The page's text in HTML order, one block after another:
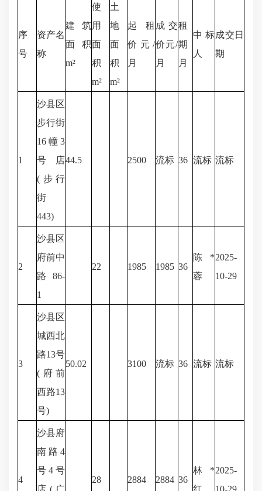
序
号
资产名
称
建筑
面积
m²
使
用
面
积
m²
土
地
面
积
m²
起租
价元/
月
成交
价元/
月
租
期
月
中标
人
成交日
期
1
沙县区
步行街
16幢3
号店
(步行
街
443)
44.5 2500 流标 36 流标 流标
2
沙县区
府前中
路86-
1
22 1985 1985 36
陈*
蓉
2025-
10-29
3
沙县区
城西北
路13号
(府前
西路13
号)
50.02 3100 流标 36 流标 流标
4
沙县府
南路4
号4号
店(广
28 2884 2884 36
林*
红
2025-
10-29